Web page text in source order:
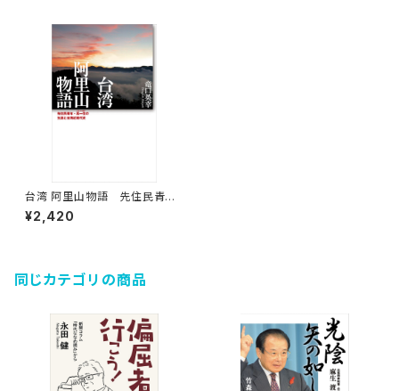
台湾 阿里山物語 先住民青年・
高一生の生涯と台湾近現代史
¥2,420
同じカテゴリの商品